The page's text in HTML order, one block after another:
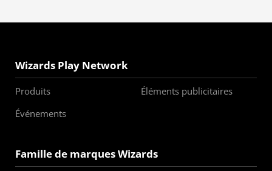
Wizards Play Network
Produits
Éléments publicitaires
Événements
Famille de marques Wizards